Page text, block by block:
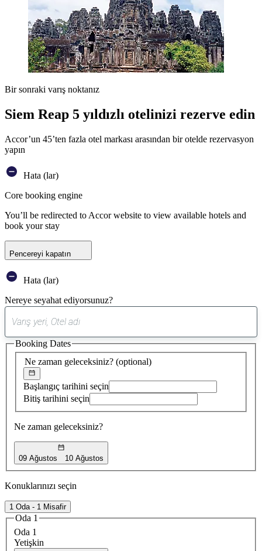
Bir sonraki varış noktanız
Siem Reap 5 yıldızlı otelinizi rezerve edin
Accor’un 45’ten fazla otel markası arasından bir otelde rezervasyon
yapın
Hata (lar)
Core booking engine
You’ll be redirected to Accor website to view available hotels and
book your stay
Pencereyi kapatın
Hata (lar)
Nereye seyahat ediyorsunuz?
öneri
bulundu
Ne zaman geleceksiniz? (optional)
Başlangıç tarihini seçin
Bitiş tarihini seçin
Ne zaman geleceksiniz?
09 Ağustos 10 Ağustos
Booking Dates
Konuklarınızı seçin
1 Oda - 1 Misafir
Oda 1
Oda 1
Yetişkin